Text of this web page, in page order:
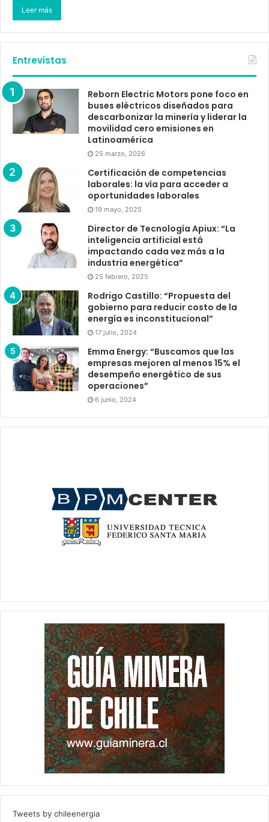
Leer más
Entrevistas
Reborn Electric Motors pone foco en
buses eléctricos diseñados para
descarbonizar la minería y liderar la
movilidad cero emisiones en
Latinoamérica
25 marzo, 2026
Certificación de competencias
laborales: la vía para acceder a
oportunidades laborales
19 mayo, 2025
Director de Tecnología Apiux: “La
inteligencia artificial está
impactando cada vez más a la
industria energética”
25 febrero, 2025
Rodrigo Castillo: “Propuesta del
gobierno para reducir costo de la
energía es inconstitucional”
17 julio, 2024
Emma Energy: “Buscamos que las
empresas mejoren al menos 15% el
desempeño energético de sus
operaciones”
6 junio, 2024
Tweets by chileenergia